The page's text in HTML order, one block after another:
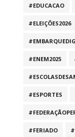
#EDUCACAO
#ELEIÇÕES2026
#ENEM2025
#ESPORTES
#FERIADO